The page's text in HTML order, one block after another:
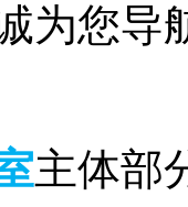
为您导
主体部